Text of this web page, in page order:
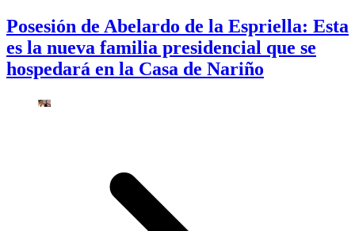
Posesión de Abelardo de la Espriella: Esta
es la nueva familia presidencial que se
hospedará en la Casa de Nariño